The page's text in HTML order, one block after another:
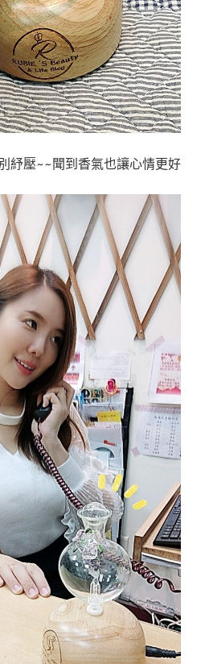
紓壓~~聞到香氣也讓心情更好